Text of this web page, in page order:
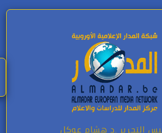
التحرير .د هشام عوكل